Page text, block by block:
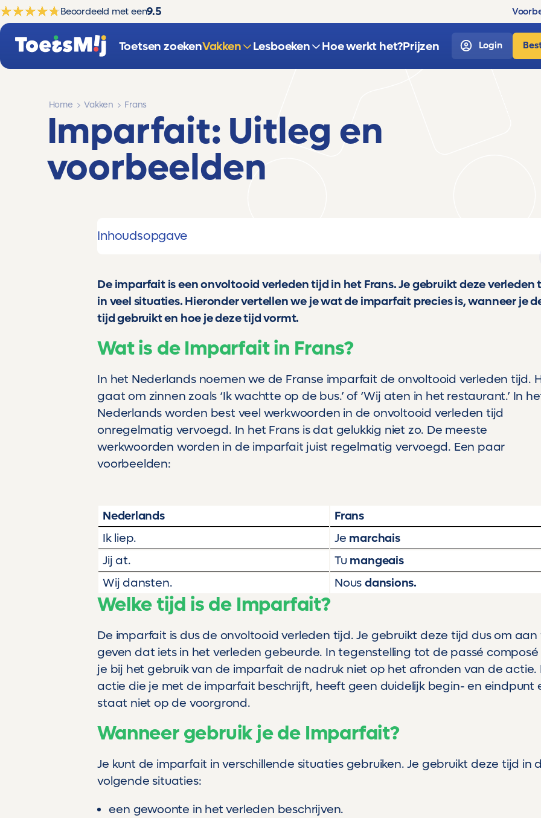
Beoordeeld met een9.5
Toetsen zoekenVakken Lesboeken Hoe werkt het?Prijzen Login
Home Vakken Frans
Imparfait: Uitleg en
voorbeelden
Inhoudsopgave
De imparfait is een onvoltooid verleden tijd in het Frans. Je gebruikt deze verleden
in veel situaties. Hieronder vertellen we je wat de imparfait precies is, wanneer je
tijd gebruikt en hoe je deze tijd vormt.
Wat is de Imparfait in Frans?
In het Nederlands noemen we de Franse imparfait de onvoltooid verleden tijd.
gaat om zinnen zoals ‘Ik wachtte op de bus.’ of ‘Wij aten in het restaurant.’ In
Nederlands worden best veel werkwoorden in de onvoltooid verleden tijd
onregelmatig vervoegd. In het Frans is dat gelukkig niet zo. De meeste
werkwoorden worden in de imparfait juist regelmatig vervoegd. Een paar
voorbeelden:
Nederlands
Frans
Ik liep.
Je marchais
Jij at.
Tu mangeais
Wij dansten.
Nous dansions.
Welke tijd is de Imparfait?
De imparfait is dus de onvoltooid verleden tijd. Je gebruikt deze tijd dus om aan
geven dat iets in het verleden gebeurde. In tegenstelling tot de passé composé
je bij het gebruik van de imparfait de nadruk niet op het afronden van de actie.
actie die je met de imparfait beschrijft, heeft geen duidelijk begin- en eindpunt
staat niet op de voorgrond.
Wanneer gebruik je de Imparfait?
Je kunt de imparfait in verschillende situaties gebruiken. Je gebruikt deze tijd in
volgende situaties:
een gewoonte in het verleden beschrijven.